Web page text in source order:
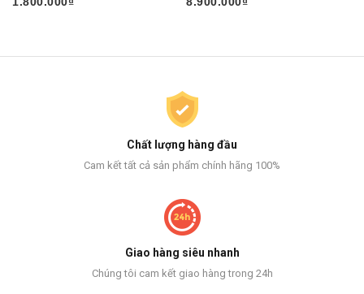
Chất lượng hàng đầu
Cam kết tất cả sản phẩm chính hãng 100%
Giao hàng siêu nhanh
Chúng tôi cam kết giao hàng trong 24h